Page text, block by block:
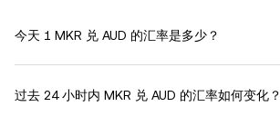
今天 1 MKR 兑 AUD 的汇率是多少？
过去 24 小时内 MKR 兑 AUD 的汇率如何变化？